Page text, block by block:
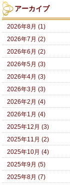
アーカイブ
2026年8月 (1)
2026年7月 (2)
2026年6月 (2)
2026年5月 (3)
2026年4月 (3)
2026年3月 (3)
2026年2月 (4)
2026年1月 (4)
2025年12月 (3)
2025年11月 (2)
2025年10月 (4)
2025年9月 (5)
2025年8月 (7)